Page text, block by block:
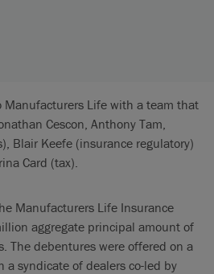
Manufacturers Life with a team that
Cescon, Anthony Tam,
Blair Keefe (insurance regulatory)
Card (tax).
Manufacturers Life Insurance
aggregate principal amount of
The debentures were offered on a
a syndicate of dealers co-led by